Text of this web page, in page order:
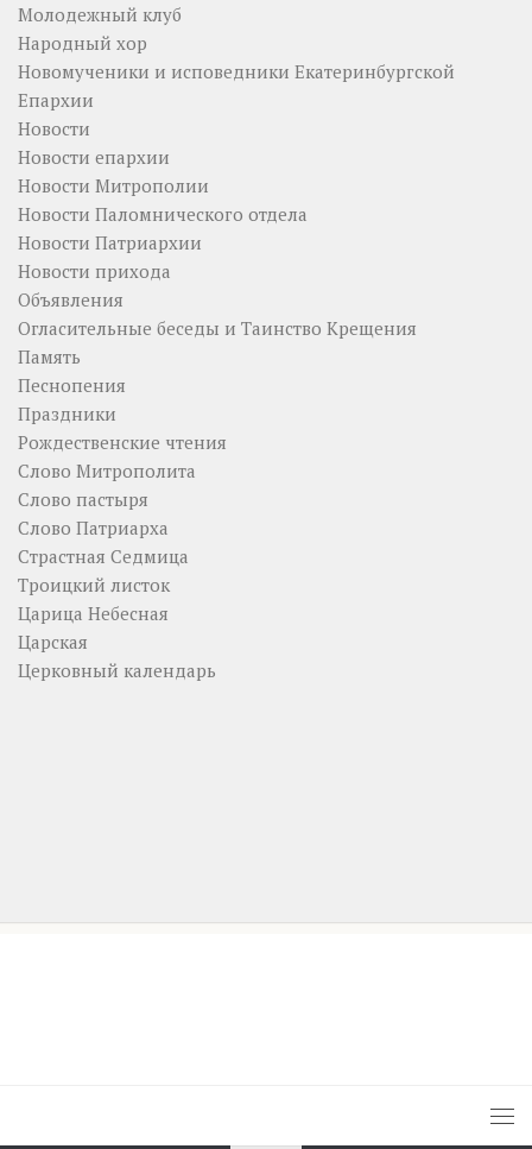
Молодежный клуб
Народный хор
Новомученики и исповедники Екатеринбургской
Епархии
Новости
Новости епархии
Новости Митрополии
Новости Паломнического отдела
Новости Патриархии
Новости прихода
Объявления
Огласительные беседы и Таинство Крещения
Память
Песнопения
Праздники
Рождественские чтения
Слово Митрополита
Слово пастыря
Слово Патриарха
Страстная Седмица
Троицкий листок
Царица Небесная
Царская
Церковный календарь